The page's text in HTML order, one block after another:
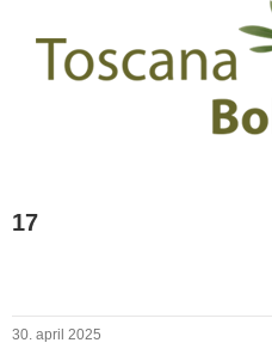
17
30. april 2025